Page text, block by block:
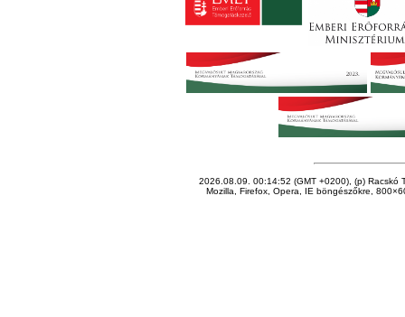
2026.08.09. 00:14:52 (GMT +0200), (p) Racskó
Mozilla, Firefox, Opera, IE böngészőkre,